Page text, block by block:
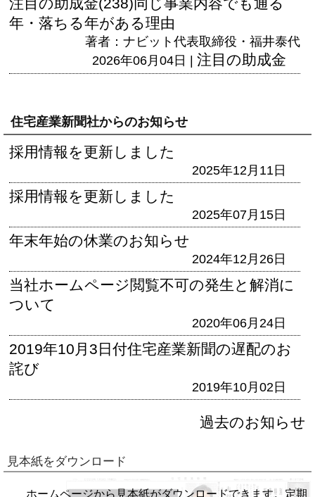
年・落ちる年がある理由
著者：ナビット代表取締役・福井泰代
2026年06月04日 | 注目の助成金
住宅産業新聞社からのお知らせ
採用情報を更新しました
2025年12月11日
採用情報を更新しました
2025年07月15日
年末年始の休業のお知らせ
2024年12月26日
当社ホームページ閲覧不可の発生と解消に
ついて
2020年06月24日
2019年10月3日付住宅産業新聞の遅配のお
詫び
2019年10月02日
過去のお知らせ
見本紙をダウンロード
ホームページから見本紙がダウンロードできます。定期